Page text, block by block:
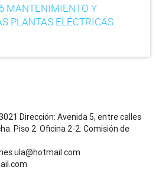
MANTENIMIENTO Y
PLANTAS ELÉCTRICAS
Dirección: Avenida 5, entre calles
Piso 2. Oficina 2-2. Comisión de